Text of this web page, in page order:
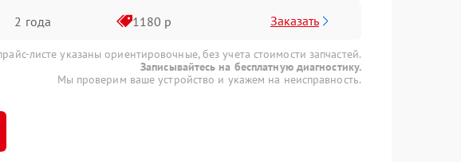
2 года 1180 р Заказать
листе указаны ориентировочные, без учета стоимости запчастей.
Записывайтесь на бесплатную диагностику.
Мы проверим ваше устройство и укажем на неисправность.